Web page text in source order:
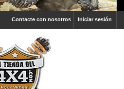
Iniciar sesión
Contacte con nosotros